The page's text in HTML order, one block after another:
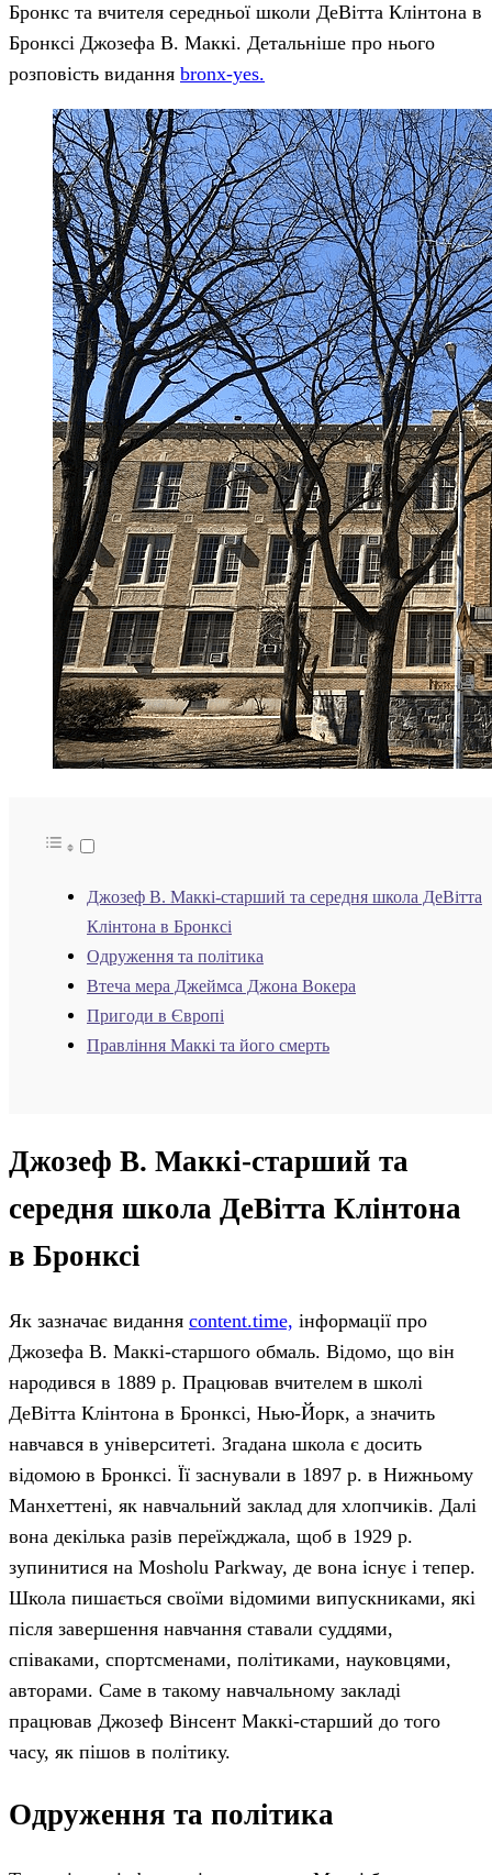
Бронкс та вчителя середньої школи ДеВітта Клінтона в
Бронксі Джозефа В. Маккі. Детальніше про нього
розповість видання bronx-yes.
Джозеф В. Маккі-старший та середня школа ДеВітта
Клінтона в Бронксі
Одруження та політика
Втеча мера Джеймса Джона Вокера
Пригоди в Європі
Правління Маккі та його смерть
Джозеф В. Маккі-старший та
середня школа ДеВітта Клінтона
в Бронксі
Як зазначає видання content.time, інформації про
Джозефа В. Маккі-старшого обмаль. Відомо, що він
народився в 1889 р. Працював вчителем в школі
ДеВітта Клінтона в Бронксі, Нью-Йорк, а значить
навчався в університеті. Згадана школа є досить
відомою в Бронксі. Її заснували в 1897 р. в Нижньому
Манхеттені, як навчальний заклад для хлопчиків. Далі
вона декілька разів переїжджала, щоб в 1929 р.
зупинитися на Mosholu Parkway, де вона існує і тепер.
Школа пишається своїми відомими випускниками, які
після завершення навчання ставали суддями,
співаками, спортсменами, політиками, науковцями,
авторами. Саме в такому навчальному закладі
працював Джозеф Вінсент Маккі-старший до того
часу, як пішов в політику.
Одруження та політика